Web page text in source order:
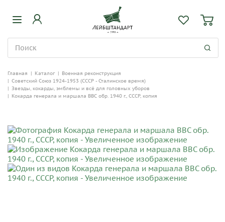
Главная | Каталог | Военная реконструкция
| Советский Союз 1924-1953 (СССР - Сталинское время)
| Звезды, кокарды, эмблемы и всё для головных уборов
| Кокарда генерала и маршала ВВС обр. 1940 г., СССР, копия